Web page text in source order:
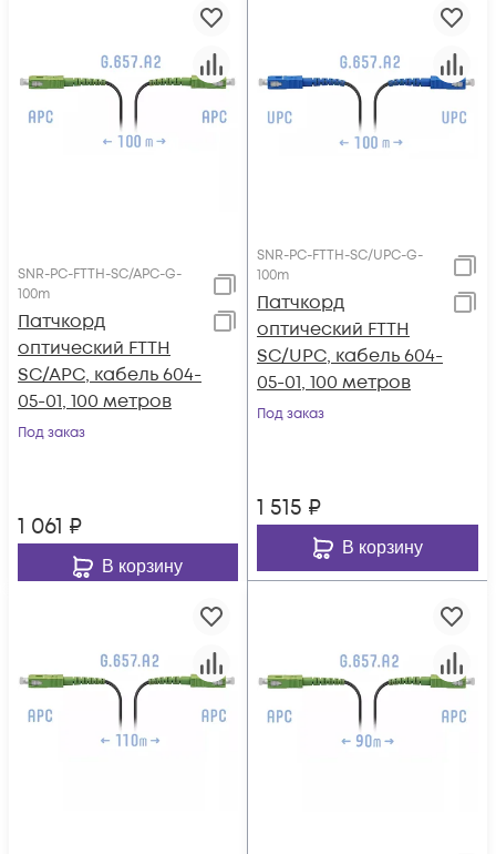
SNR-PC-FTTH-SC/APC-G-
100m
Патчкорд
оптический FTTH
SC/APC, кабель 604-
05-01, 100 метров
Под заказ
1 061 ₽
В корзину
SNR-PC-FTTH-SC/UPC-G-
100m
Патчкорд
оптический FTTH
SC/UPC, кабель 604-
05-01, 100 метров
Под заказ
1 515 ₽
В корзину